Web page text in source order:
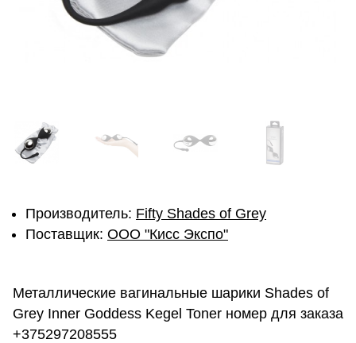
Производитель: Fifty Shades of Grey
Поставщик: ОOО "Кисс Экспо"
Металлические вагинальные шарики Shades of
Grey Inner Goddess Kegel Toner номер для заказа
+375297208555